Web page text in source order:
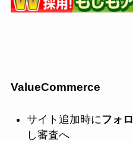
ValueCommerce
サイト追加時にフォ
し審査へ